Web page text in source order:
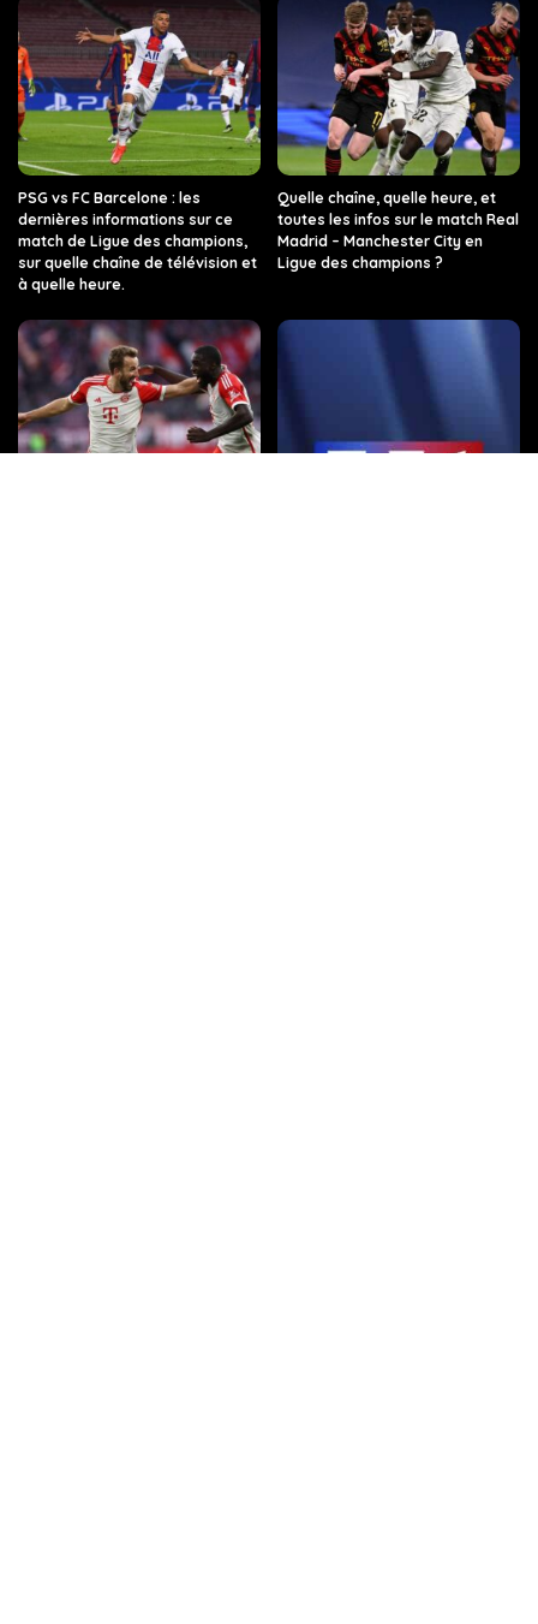
PSG vs FC Barcelone : les
dernières informations sur ce
match de Ligue des champions,
sur quelle chaîne de télévision et
à quelle heure.
Quelle chaîne, quelle heure, et
toutes les infos sur le match Real
Madrid – Manchester City en
Ligue des champions ?